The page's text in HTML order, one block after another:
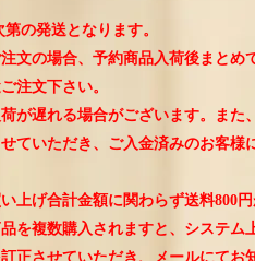
の発送となります。
文の場合、予約商品入荷後まとめ
注文下さい。
が遅れる場合がございます。また
ていただき、ご入金済みのお客様
上げ合計金額に関わらず送料800円
を複数購入されますと、システム
正させていただき、メールにてお